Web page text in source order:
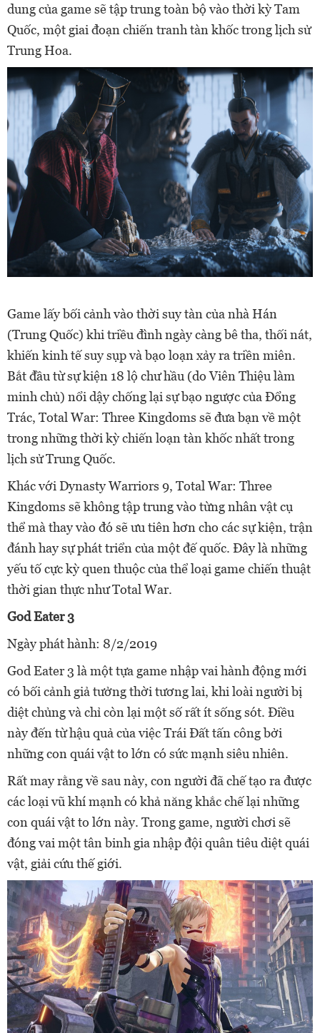
dung của game sẽ tập trung toàn bộ vào thời kỳ Tam
Quốc, một giai đoạn chiến tranh tàn khốc trong lịch sử
Trung Hoa.
Game lấy bối cảnh vào thời suy tàn của nhà Hán
(Trung Quốc) khi triều đình ngày càng bê tha, thối nát,
khiến kinh tế suy sụp và bạo loạn xảy ra triền miên.
Bắt đầu từ sự kiện 18 lộ chư hầu (do Viên Thiệu làm
minh chủ) nổi dậy chống lại sự bạo ngược của Đổng
Trác, Total War: Three Kingdoms sẽ đưa bạn về một
trong những thời kỳ chiến loạn tàn khốc nhất trong
lịch sử Trung Quốc.
Khác với Dynasty Warriors 9, Total War: Three
Kingdoms sẽ không tập trung vào từng nhân vật cụ
thể mà thay vào đó sẽ ưu tiên hơn cho các sự kiện, trận
đánh hay sự phát triển của một đế quốc. Đây là những
yếu tố cực kỳ quen thuộc của thể loại game chiến thuật
thời gian thực như Total War.
God Eater 3
Ngày phát hành: 8/2/2019
God Eater 3 là một tựa game nhập vai hành động mới
có bối cảnh giả tưởng thời tương lai, khi loài người bị
diệt chủng và chỉ còn lại một số rất ít sống sót. Điều
này đến từ hậu quả của việc Trái Đất tấn công bởi
những con quái vật to lớn có sức mạnh siêu nhiên.
Rất may rằng về sau này, con người đã chế tạo ra được
các loại vũ khí mạnh có khả năng khắc chế lại những
con quái vật to lớn này. Trong game, người chơi sẽ
đóng vai một tân binh gia nhập đội quân tiêu diệt quái
vật, giải cứu thế giới.